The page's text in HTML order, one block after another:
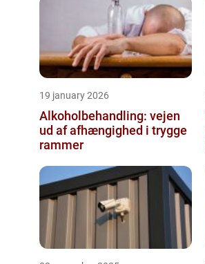
19 january 2026
Alkoholbehandling: vejen
ud af afhængighed i trygge
rammer